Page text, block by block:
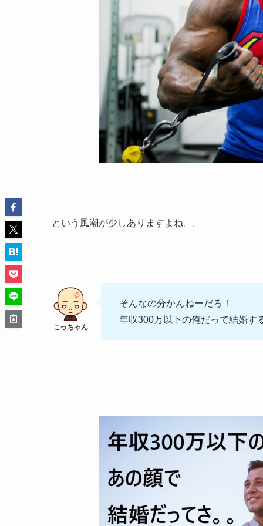
という風潮が少しありますよね。。
そんなの分かんねーだろ！
年収300万以下の俺だって結婚す